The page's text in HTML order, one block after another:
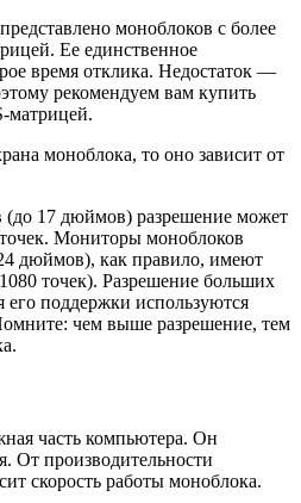
моноблоков с более
Ее единственное
время отклика. Недостаток —
рекомендуем вам купить
матрицей.
моноблока, то оно зависит от
(до 17 дюймов) разрешение может
Мониторы моноблоков
дюймов), как правило, имеют
точек). Разрешение больших
поддержки используются
чем выше разрешение, тем
часть компьютера. Он
От производительности
скорость работы моноблока.